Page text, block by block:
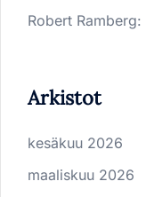
Robert Ramberg:
Arkistot
kesäkuu 2026
maaliskuu 2026